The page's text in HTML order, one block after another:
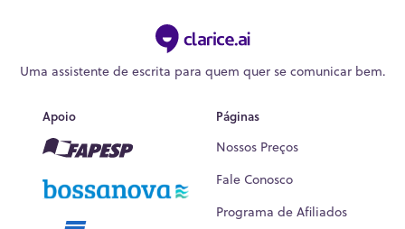
Uma assistente de escrita para quem quer se comunicar bem.
Apoio Páginas
Nossos Preços
Fale Conosco
Programa de Afiliados